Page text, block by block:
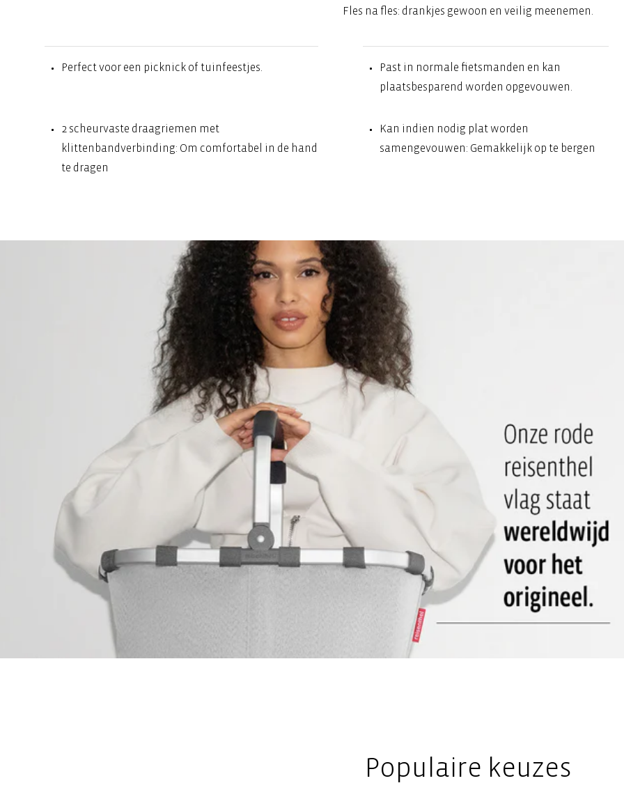
Fles na fles: drankjes gewoon en veilig meenemen.
Perfect voor een picknick of tuinfeestjes.
Past in normale fietsmanden en kan
plaatsbesparend worden opgevouwen.
2 scheurvaste draagriemen met
klittenbandverbinding: Om comfortabel in de hand
te dragen
Kan indien nodig plat worden
samengevouwen: Gemakkelijk op te bergen
Populaire keuzes